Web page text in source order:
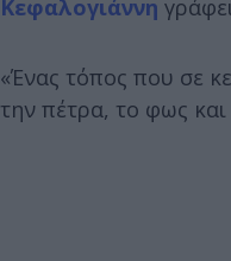
Κεφαλογιάννη
«Ένας τόπος που σε
την πέτρα, το φως και